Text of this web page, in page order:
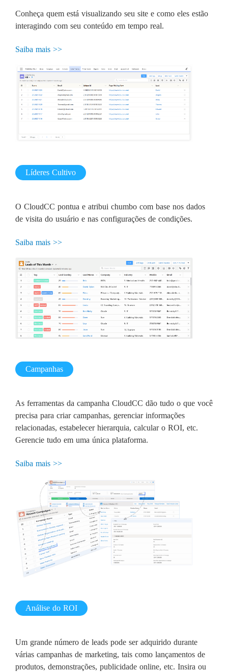
Conheça quem está visualizando seu site e como eles estão
interagindo com seu conteúdo em tempo real.
Saiba mais >>
Líderes Cultivo
O CloudCC pontua e atribui chumbo com base nos dados
de visita do usuário e nas configurações de condições.
Saiba mais >>
Campanhas
As ferramentas da campanha CloudCC dão tudo o que você
precisa para criar campanhas, gerenciar informações
relacionadas, estabelecer hierarquia, calcular o ROI, etc.
Gerencie tudo em uma única plataforma.
Saiba mais >>
Análise do ROI
Um grande número de leads pode ser adquirido durante
várias campanhas de marketing, tais como lançamentos de
produtos, demonstrações, publicidade online, etc. Insira ou